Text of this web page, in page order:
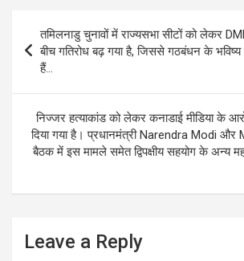
navigation
तमिलनाडु चुनावों में राज्यसभा सीटों को लेकर
बीच गतिरोध बढ़ गया है, जिससे गठबंधन के
हैं…
निज्जर हत्याकांड को लेकर कनाडाई मीडिया के
दिया गया है। प्रधानमंत्री Narendra Modi और
बैठक में इस मामले समेत द्विपक्षीय सहयोग के अन्य
Leave a Reply